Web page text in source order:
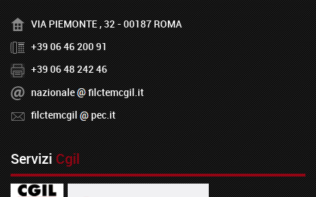
VIA PIEMONTE , 32 - 00187 ROMA
+39 06 46 200 91
+39 06 48 242 46
nazionale
filctemcgil.it
filctemcgil
pec.it
ServiziCgil